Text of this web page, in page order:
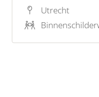
gebouwen en
woningen en
Utrecht